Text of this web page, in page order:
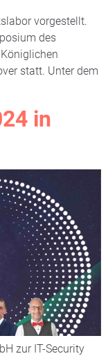
vorgestellt.
des
statt. Unter dem
in
zur IT-Security